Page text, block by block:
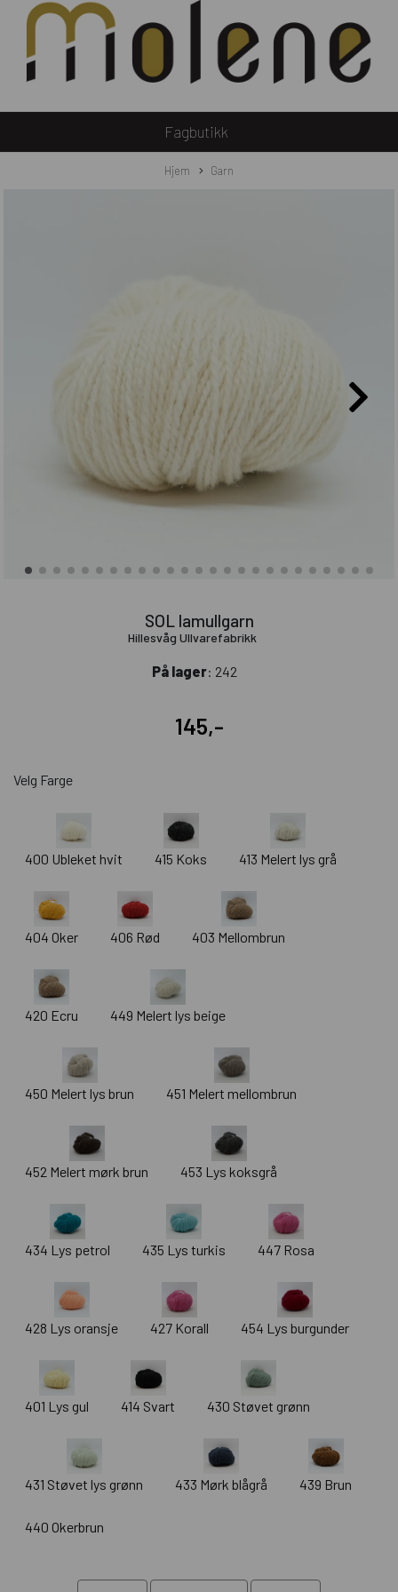
Fagbutikk
Hjem Garn
SOL lamullgarn
Hillesvåg Ullvarefabrikk
På lager: 242
145,-
Velg Farge
400 Ubleket hvit 415 Koks 413 Melert lys grå
404 Oker 406 Rød 403 Mellombrun
420 Ecru 449 Melert lys beige
450 Melert lys brun 451 Melert mellombrun
452 Melert mørk brun 453 Lys koksgrå
434 Lys petrol 435 Lys turkis 447 Rosa
428 Lys oransje 427 Korall 454 Lys burgunder
401 Lys gul 414 Svart 430 Støvet grønn
431 Støvet lys grønn 433 Mørk blågrå 439 Brun
440 Okerbrun